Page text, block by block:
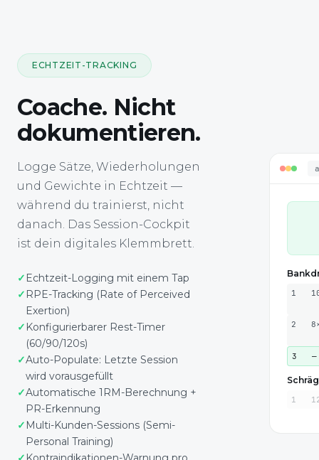
ECHTZEIT-TRACKING
Coache. Nicht
dokumentieren.
Logge Sätze, Wiederholungen
und Gewichte in Echtzeit —
während du trainierst, nicht
danach. Das Session-Cockpit
ist dein digitales Klemmbrett.
Echtzeit-Logging mit einem Tap
RPE-Tracking (Rate of Perceived
Exertion)
Konfigurierbarer Rest-Timer
(60/90/120s)
Auto-Populate: Letzte Session
wird vorausgefüllt
Automatische 1RM-Berechnung +
PR-Erkennung
Multi-Kunden-Sessions (Semi-
Personal Training)
1
2
3 —
1